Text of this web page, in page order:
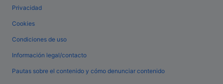
Privacidad
Cookies
Condiciones de uso
Información legal/contacto
Pautas sobre el contenido y cómo denunciar contenido